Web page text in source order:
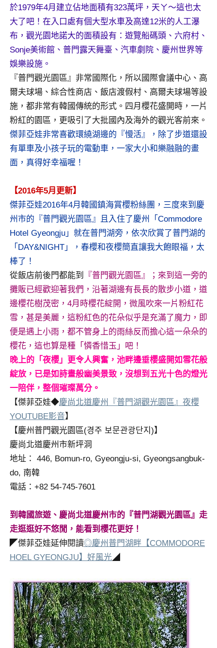
持、
吳
哥
泰
國
旅
遊
書
作
者、
各
發
表
活
動
主
持、
企
業
講
座、
落
客
及
旅
遊
專
欄、
觀
光
局
合
作
達
對
象。
★
於1979年4月建立佔地面積有323萬坪，天ㄚ～這也太
大了吧！在入口處有個大型水車及高達12米的人工瀑
布，觀光園地諾大的面積設有：遊覽船碼頭、六府村、
Sonje美術館、普門露天舞臺、汽車劇院、慶州世界等
娛樂設施。
『普門觀光園區』非常國際化，所以國際會議中心、高
爾夫球場、綜合性商店、飯店渡假村、高爾夫球場等設
施，都非常有韓國傳統的形式。四月櫻花盛開時，一片
粉紅的園區，更吸引了大批國內及海外的觀光客前來。
傑菲亞娃非常喜歡環繞湖邊的『慢活』，除了步道還設
有單車及小孩子玩的電動車，一家大小和樂融融的畫
面，真得好幸福喔！
【2016年5月更新】
傑菲亞娃2016年4月韓國鎮海賞櫻粉絲團，三度來到慶
州市的『普門觀光園區』且入住了慶州「Commodore
Hotel Gyeongju」就在普門湖旁，依次欣賞了普門湖的
「DAY&NIGHT」，春櫻和夜櫻簡直讓我大飽眼福，太
棒了！
從飯店前後門都能到
『普門觀光園區』；來到這一旁的
攤販已經歡迎著我們，沿著湖邊有長長的散步小道，道
邊櫻花樹茂密，4月時櫻花綻開，微風吹來一片粉紅花
雪，甚是美麗，這粉紅色的花朵似乎是充滿了魔力，即
便是遇上小雨，都不管身上的雨絲反而擔心這一朵朵的
櫻花，這也算是種「憐香惜玉」吧！
晚上的「夜櫻」更令人興奮，池畔邊垂櫻盛開如雪花般
綻放，已是如詩畫般幽美景致，沒想到五光十色的燈光
一陪伴，整個璀璨萬分。
【傑菲亞娃◆慶尚北道慶州『普門湖觀光園區』夜櫻
YOUTUBE影音】
【慶州普門觀光園區(경주 보문관광단지)】
慶尚北道慶州市新坪洞
地址： 446, Bomun-ro, Gyeongju-si, Gyeongsangbuk-
do, 南韓
電話：+82 54-745-7601
到韓國旅遊、慶尚北道慶州市的『普門湖觀光園區』走
走逛逛好不悠閒，能看到櫻花更好！
◤傑菲亞娃延伸閱讀◎慶州普門湖畔【COMMODORE
HOEL GYEONGJU】好風光◢